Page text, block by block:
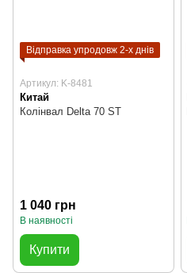
Відправка упродовж 2-х днів
Артикул: K-8481
Китай
Колінвал Delta 70 ST
1 040 грн
В наявності
Купити